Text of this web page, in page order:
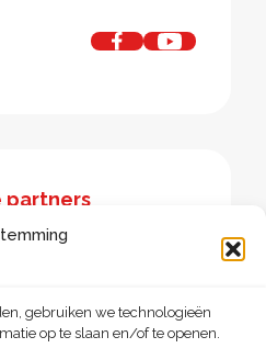
gebruiken we technologieën
op te slaan en/of te openen.
partners